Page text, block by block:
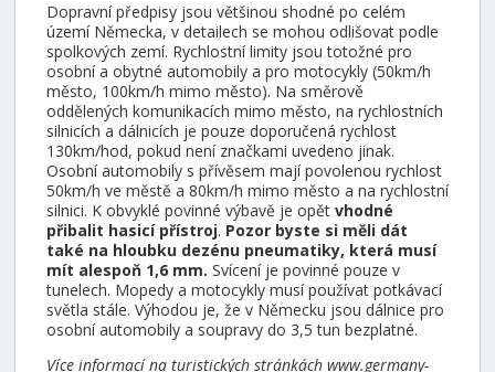
Dopravní předpisy jsou většinou shodné po celém
území Německa, v detailech se mohou odlišovat podle
spolkových zemí. Rychlostní limity jsou totožné pro
osobní a obytné automobily a pro motocykly (50km/h
město, 100km/h mimo město). Na směrově
oddělených komunikacích mimo město, na rychlostních
silnicích a dálnicích je pouze doporučená rychlost
130km/hod, pokud není značkami uvedeno jinak.
Osobní automobily s přívěsem mají povolenou rychlost
50km/h ve městě a 80km/h mimo město a na rychlostní
silnici. K obvyklé povinné výbavě je opět vhodné
přibalit hasicí přístroj. Pozor byste si měli dát
také na hloubku dezénu pneumatiky, která musí
mít alespoň 1,6 mm. Svícení je povinné pouze v
tunelech. Mopedy a motocykly musí používat potkávací
světla stále. Výhodou je, že v Německu jsou dálnice pro
osobní automobily a soupravy do 3,5 tun bezplatné.
Více informací na turistických stránkách www.germany-